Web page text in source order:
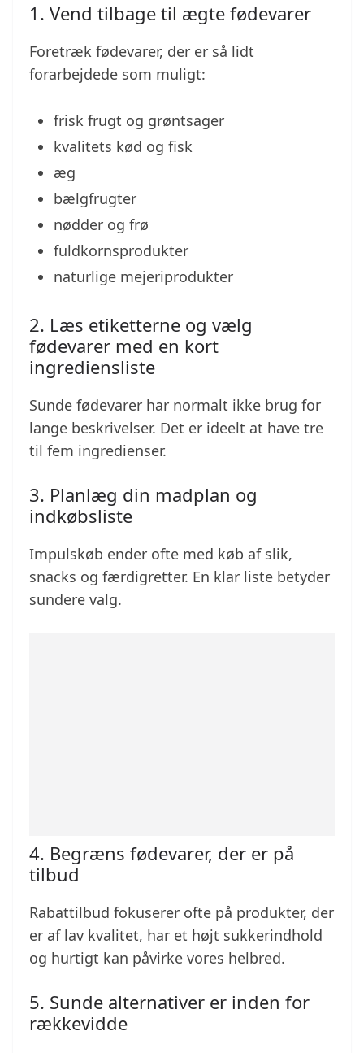
1. Vend tilbage til ægte fødevarer
Foretræk fødevarer, der er så lidt
forarbejdede som muligt:
frisk frugt og grøntsager
kvalitets kød og fisk
æg
bælgfrugter
nødder og frø
fuldkornsprodukter
naturlige mejeriprodukter
2. Læs etiketterne og vælg
fødevarer med en kort
ingrediensliste
Sunde fødevarer har normalt ikke brug for
lange beskrivelser. Det er ideelt at have tre
til fem ingredienser.
3. Planlæg din madplan og
indkøbsliste
Impulskøb ender ofte med køb af slik,
snacks og færdigretter. En klar liste betyder
sundere valg.
4. Begræns fødevarer, der er på
tilbud
Rabattilbud fokuserer ofte på produkter, der
er af lav kvalitet, har et højt sukkerindhold
og hurtigt kan påvirke vores helbred.
5. Sunde alternativer er inden for
rækkevidde